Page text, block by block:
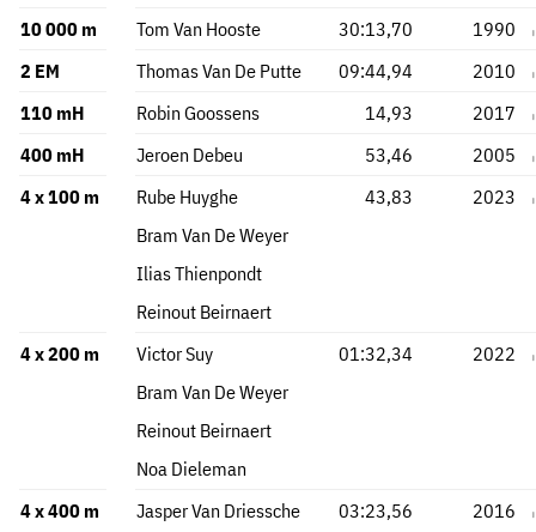
10 000 m Tom Van Hooste 30:13,70
1990
2 EM
Thomas Van De Putte 09:44,94
2010
110 mH
Robin Goossens 14,93
2017
400 mH
Jeroen Debeu 53,46
2005
4 x 100 m
Rube Huyghe
Bram Van De Weyer
Ilias Thienpondt
Reinout Beirnaert
43,83 2023
4 x 200 m
Victor Suy
Bram Van De Weyer
Reinout Beirnaert
Noa Dieleman
01:32,34 2022
4 x 400 m
Jasper Van Driessche
03:23,56 2016